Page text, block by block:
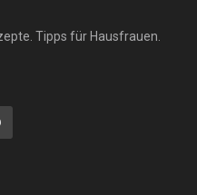
Tipps für Hausfrauen.